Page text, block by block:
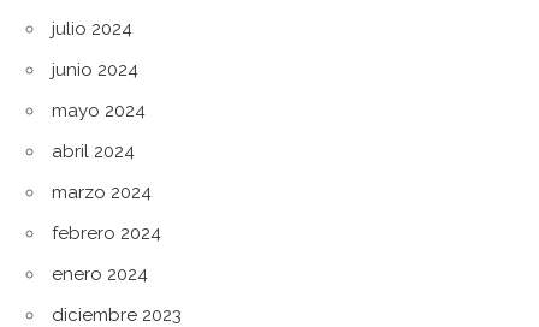
julio 2024
junio 2024
mayo 2024
abril 2024
marzo 2024
febrero 2024
enero 2024
diciembre 2023